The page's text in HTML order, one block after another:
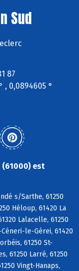
Sud
87
, 0,0894605 °
est
s/Sarthe, 61250
Héloup, 61420 La
Lalacelle, 61250
Céneri-le-Gérei, 61420
61250 St-
61250 Larré, 61250
Vingt-Hanaps,